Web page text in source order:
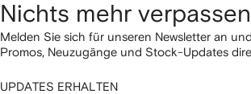
Nichts mehr verpassen
Melden Sie sich für unseren Newsletter an
Promos, Neuzugänge und Stock-Updates
UPDATES ERHALTEN